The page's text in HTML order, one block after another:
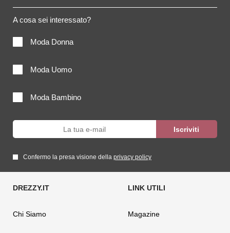
A cosa sei interessato?
Moda Donna
Moda Uomo
Moda Bambino
Confermo la presa visione della privacy policy
Chi Siamo Magazine